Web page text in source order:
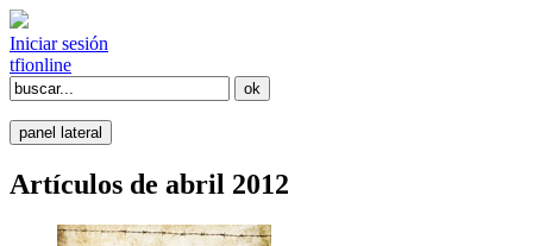
Iniciar sesión
tfionline
panel lateral
Artículos de abril 2012